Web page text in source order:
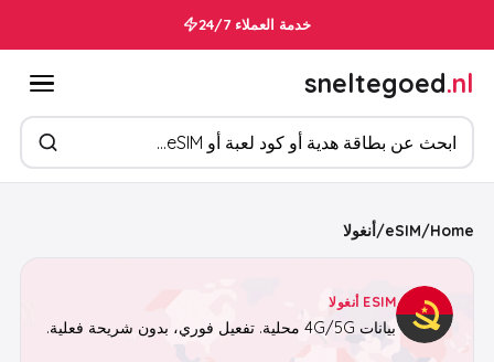
خدمة العملاء 24/7
sneltegoed.nl
ابحث عن المنتجات
Home
/
eSIM
/أنغولا
ESIM أنغولا
بيانات 4G/5G محلية. تفعيل فوري، بدون شريحة فعلية.